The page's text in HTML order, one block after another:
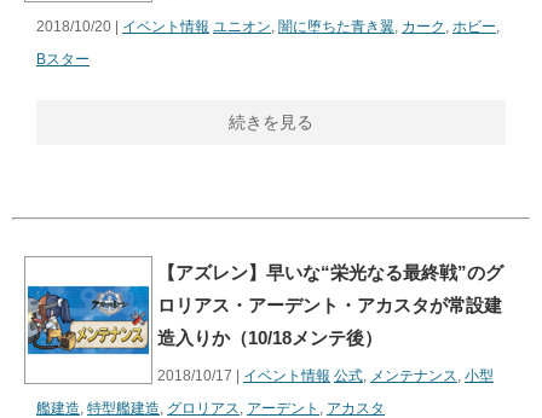
2018/10/20 | イベント情報 ユニオン, 闇に堕ちた青き翼, カーク , ホビー,
Bスター
続きを見る
【アズレン】早いな“栄光なる最終戦”のグ
ロリアス・アーデント・アカスタが常設建
造入りか（10/18メンテ後）
2018/10/17 | イベント情報 公式, メンテナンス, 小型
艦建造, 特型艦建造, グロリアス, アーデント , アカスタ